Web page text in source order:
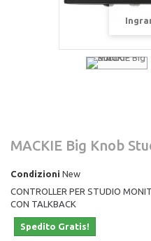
MACKIE Big Knob
Condizioni New
CONTROLLER PER STUDIO
CON TALKBACK
Spedito Gratis!